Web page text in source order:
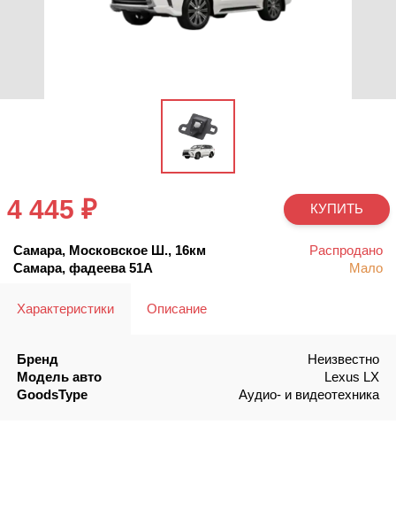
4 445 ₽ КУПИТЬ
Самара, Московское Ш., 16км
Распродано
Самара, фадеева 51А
Мало
Характеристики Описание
Бренд
Неизвестно
Модель авто
Lexus LX
GoodsType
Аудио- и видеотехника